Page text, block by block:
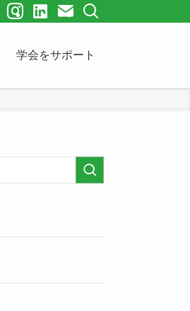
学会をサポート